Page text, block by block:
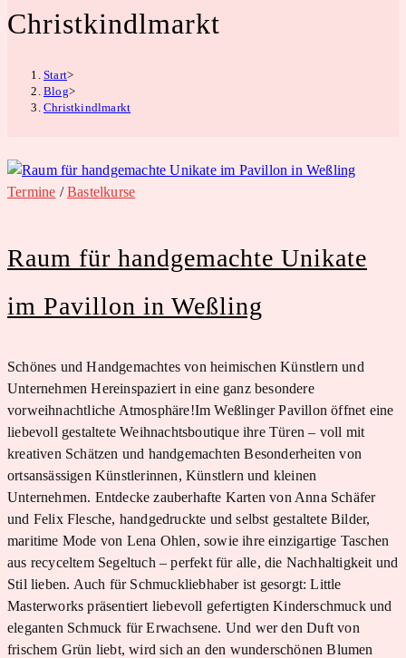
Christkindlmarkt
Start>
Blog>
Christkindlmarkt
Termine /Bastelkurse
Raum für handgemachte Unikate
im Pavillon in Weßling
Schönes und Handgemachtes von heimischen Künstlern und
Unternehmen Hereinspaziert in eine ganz besondere
vorweihnachtliche Atmosphäre!Im Weßlinger Pavillon öffnet eine
liebevoll gestaltete Weihnachtsboutique ihre Türen – voll mit
kreativen Schätzen und handgemachten Besonderheiten von
ortsansässigen Künstlerinnen, Künstlern und kleinen
Unternehmen. Entdecke zauberhafte Karten von Anna Schäfer
und Felix Flesche, handgedruckte und selbst gestaltete Bilder,
maritime Mode von Lena Ohlen, sowie ihre einzigartige Taschen
aus recyceltem Segeltuch – perfekt für alle, die Nachhaltigkeit und
Stil lieben. Auch für Schmuckliebhaber ist gesorgt: Little
Masterworks präsentiert liebevoll gefertigten Kinderschmuck und
eleganten Schmuck für Erwachsene. Und wer den Duft von
frischem Grün liebt, wird sich an den wunderschönen Blumen